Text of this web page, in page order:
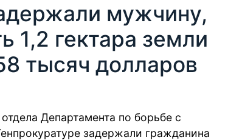
мужчину,
1,2 гектара земли
тысяч долларов
Департамента по борьбе с
задержали гражданина